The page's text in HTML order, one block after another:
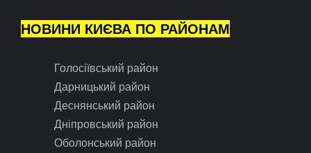
НОВИНИ КИЄВА ПО РАЙОНАМ
Голосіївський район
Дарницький район
Деснянський район
Дніпровський район
Оболонський район